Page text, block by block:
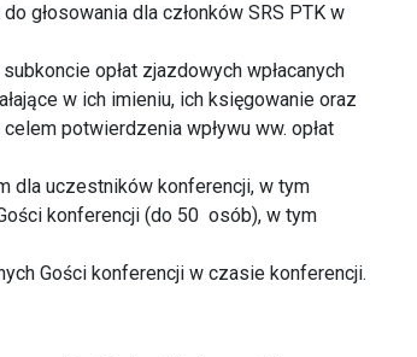
głosowania dla członków SRS PTK w
opłat zjazdowych wpłacanych
w ich imieniu, ich księgowanie oraz
potwierdzenia wpływu ww. opłat
dla uczestników konferencji, w tym
konferencji (do 50 osób), w tym
Gości konferencji w czasie konferencji.